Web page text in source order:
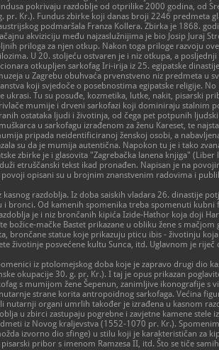
pokrivaju razdoblje od otprilike 2000 godina, od
pr. Kr.). Fundus zbirke koji danas broji 2246 predmeta
podmaršala Franza Kollera. Zbirka je 1868.
akviziciju među najzaslužnijima je bio Josip Juraj
priloga za njen otkup. Nakon toga priloge razvoju
U 20. stoljeću ostvaren je i niz otkupa, a
otkupljen sarkofag Iri-irija iz 25. egipatske
u Zagrebu obuhvaća prvenstveno niz predmeta u
koji svjedoče o posebnostima egipatske religije.
ukrasi. Tu su posuđe, kozmetika, lutke, nakit, pisarski
mumije i drveni sarkofazi koji dominiraju stalnim
ostataka ljudi i životinja, od čega pet potpunih
u sarkofagu izrađenom za ženu Kareset, te
pripada neidentificiranoj ženskoj osobi, a
su da je mumija autentična. Napokon tu je i tako
zbirke je i glasovita "Zagrebačka lanena knjiga"
etruščanski tekst ikad pronađen. Napisan je na
povoji opisani su u brojnim znanstvenim radovima i
kasnog razdoblja. Iz doba saiskih vladara 26. dinastije
i bronci. Od kamenih spomenika treba spomenuti
je i niz brončanih kipića Izide-Hathor koja doji
božice-mačke Bastet prikazane u obliku žene s
brončane statue koje prikazuju pticu ibis - životinju
životinje posvećene kultu Sunca, itd. Uglavnom je riječ
iz ptolomejskog doba koje je zapravo drugi dio
okupacije 30. g. pr. Kr.). I taj je opus prikazan
s mumijom žene Šepenun, zanimljive ikonografije s
strane korita antropoidnog sarkofaga. Većina
nutarnji organi umrlih također je izrađena u kasnom
u zbirci zastupaju pogrebne i zavjetne kamene stele
iz Novog kraljevstva (1552-1070 pr. Kr.).
izvorno dio sfinge) u stilu koji je karakterističan za
pribor s imenom Ramzesa II, itd. Što se tiče